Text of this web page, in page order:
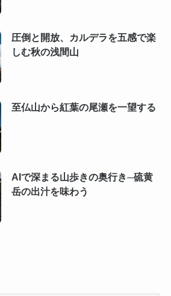
圧倒と開放、カルデラを五感で楽
しむ秋の浅間山
至仏山から紅葉の尾瀬を一望する
AIで深まる山歩きの奥行き─硫黄
岳の出汁を味わう